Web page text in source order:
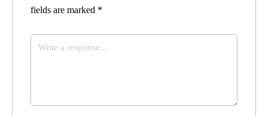
fields are marked *